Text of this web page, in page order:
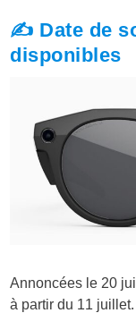
✍️ Date de
disponibles
Annoncées le 20
à partir du 11 juillet.